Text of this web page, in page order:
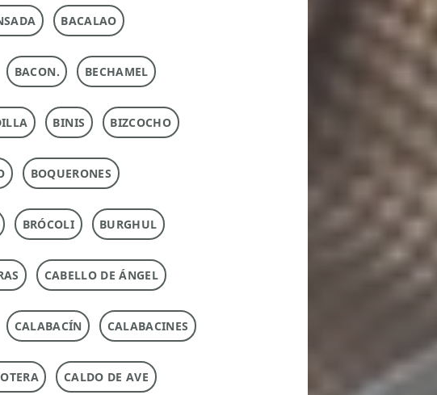
BACALAO
BACON. BECHAMEL
BINIS BIZCOCHO
BOQUERONES
BRÓCOLI BURGHUL
CABELLO DE ÁNGEL
CALABACÍN CALABACINES
CALDO DE AVE